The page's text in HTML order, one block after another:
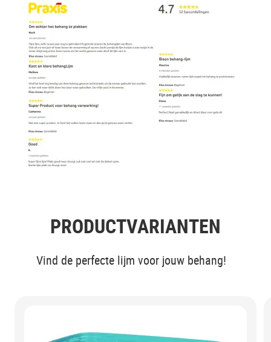
PRODUCTVARIANTEN
Vind de perfecte lijm voor jouw behang!